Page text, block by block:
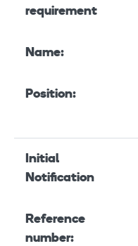
requirement
Name:
Position:
Initial
Notification
Reference
number: